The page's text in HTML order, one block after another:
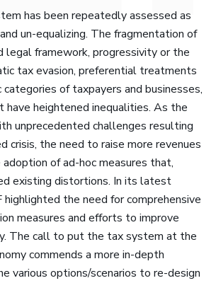
has been repeatedly assessed as
un-equalizing. The fragmentation of
legal framework, progressivity or the
tax evasion, preferential treatments
of taxpayers and businesses,
have heightened inequalities. As the
unprecedented challenges resulting
crisis, the need to raise more revenues
of ad-hoc measures that,
existing distortions. In its latest
the need for comprehensive
measures and efforts to improve
The call to put the tax system at the
commends a more in-depth
various options/scenarios to re-design